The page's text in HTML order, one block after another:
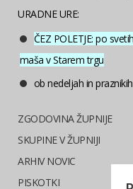
URADNE URE:
ČEZ POLETJE: po
maša v Starem trgu
ob nedeljah in
ZGODOVINA ŽUPNIJE
SKUPINE V ŽUPNIJI
ARHIV NOVIC
PISKOTKI